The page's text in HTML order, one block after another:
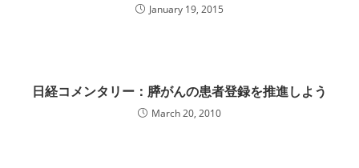
January 19, 2015
日経コメンタリー：膵がんの患者登録を推進しよう
March 20, 2010